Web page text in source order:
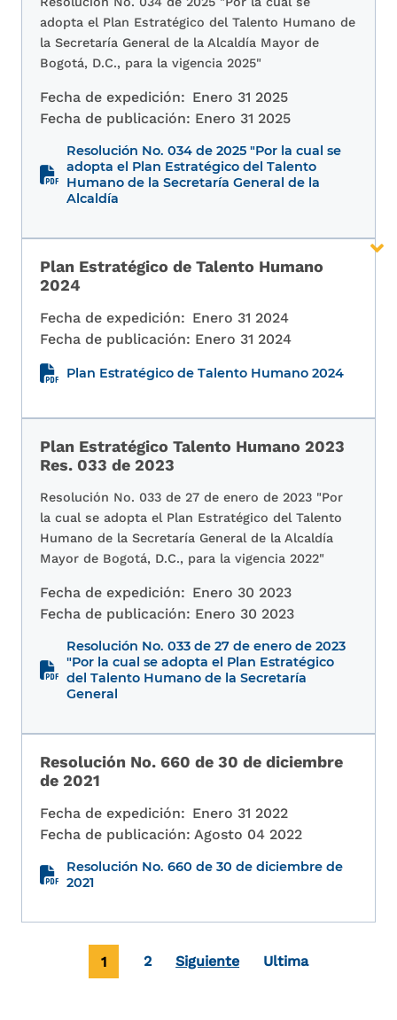
adopta el Plan Estratégico del Talento Humano de
la Secretaría General de la Alcaldía Mayor de
Bogotá, D.C., para la vigencia 2025"
Fecha de expedición: Enero 31 2025
Fecha de publicación: Enero 31 2025
Resolución No. 034 de 2025 "Por la cual se
adopta el Plan Estratégico del Talento
Humano de la Secretaría General de la
Alcaldía
Plan Estratégico de Talento Humano
2024
Fecha de expedición: Enero 31 2024
Fecha de publicación: Enero 31 2024
Plan Estratégico de Talento Humano 2024
Plan Estratégico Talento Humano 2023
Res. 033 de 2023
Resolución No. 033 de 27 de enero de 2023 "Por
la cual se adopta el Plan Estratégico del Talento
Humano de la Secretaría General de la Alcaldía
Mayor de Bogotá, D.C., para la vigencia 2022"
Fecha de expedición: Enero 30 2023
Fecha de publicación: Enero 30 2023
Resolución No. 033 de 27 de enero de 2023
"Por la cual se adopta el Plan Estratégico
del Talento Humano de la Secretaría
General
Resolución No. 660 de 30 de diciembre
de 2021
Fecha de expedición: Enero 31 2022
Fecha de publicación: Agosto 04 2022
Resolución No. 660 de 30 de diciembre de
2021
PaginaciónPágina actual
1 Page
2 Siguiente Última página
Ultima